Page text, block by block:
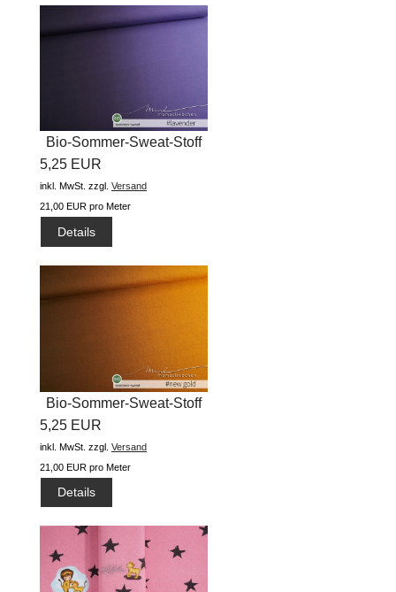
Bio-Sommer-Sweat-Stoff
"basic...
5,25 EUR
inkl. MwSt. zzgl. Versand
21,00 EUR pro Meter
Details
Bio-Sommer-Sweat-Stoff
"basic...
5,25 EUR
inkl. MwSt. zzgl. Versand
21,00 EUR pro Meter
Details